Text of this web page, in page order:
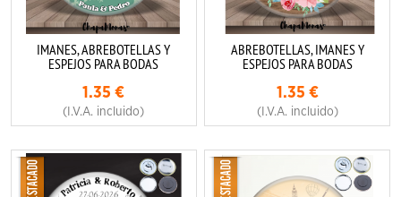
IMANES, ABREBOTELLAS Y
ESPEJOS PARA BODAS
1.35 €
(I.V.A. incluido)
ABREBOTELLAS, IMANES Y
ESPEJOS PARA BODAS
1.35 €
(I.V.A. incluido)